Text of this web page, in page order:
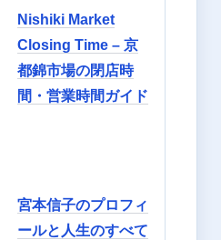
Nishiki Market
Closing Time – 京
都錦市場の閉店時
間・営業時間ガイド
宮本信子のプロフィ
ールと人生のすべて